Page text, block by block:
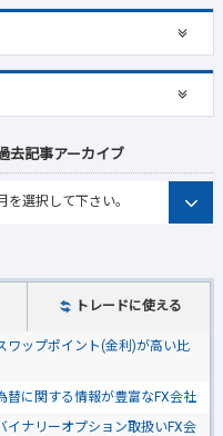
トレードに使える
ワップポイント(金利)が高い比
替に関する情報が豊富なFX会社
イナリーオプション取扱いFX会
去記事アーカイブ